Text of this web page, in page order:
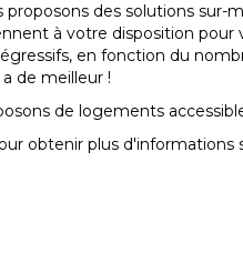
proposons des solutions sur-
à votre disposition
en fonction du
de meilleur !
de logements
obtenir plus d'informations